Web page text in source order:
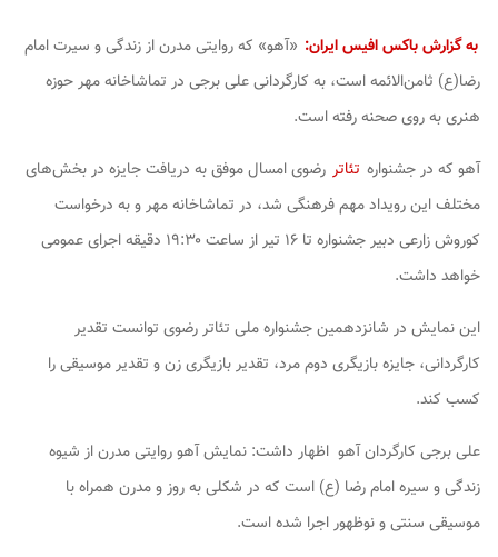
به گزارش باکس افیس ایران: «آهو» که روایتی مدرن از زندگی و سیرت امام
رضا(ع) ثامن‌الائمه است، به کارگردانی علی برجی در تماشاخانه مهر حوزه
هنری به روی صحنه رفته است.
آهو که در جشنواره تئاتر رضوی امسال موفق به دریافت جایزه در بخش‌های
مختلف این رویداد مهم فرهنگی شد، در تماشاخانه مهر و به درخواست
کوروش زارعی دبیر جشنواره تا ۱۶ تیر از ساعت ۱۹:۳۰ دقیقه اجرای عمومی
خواهد داشت.
این نمایش در شانزدهمین جشنواره ملی تئاتر رضوی توانست تقدیر
کارگردانی، جایزه بازیگری دوم مرد، تقدیر بازیگری زن و تقدیر موسیقی را
کسب کند.
علی برجی کارگردان آهو اظهار داشت: نمایش آهو روایتی مدرن از شیوه
زندگی و سیره امام رضا (ع) است که در شکلی به روز و مدرن همراه با
موسیقی سنتی و نوظهور اجرا شده است.